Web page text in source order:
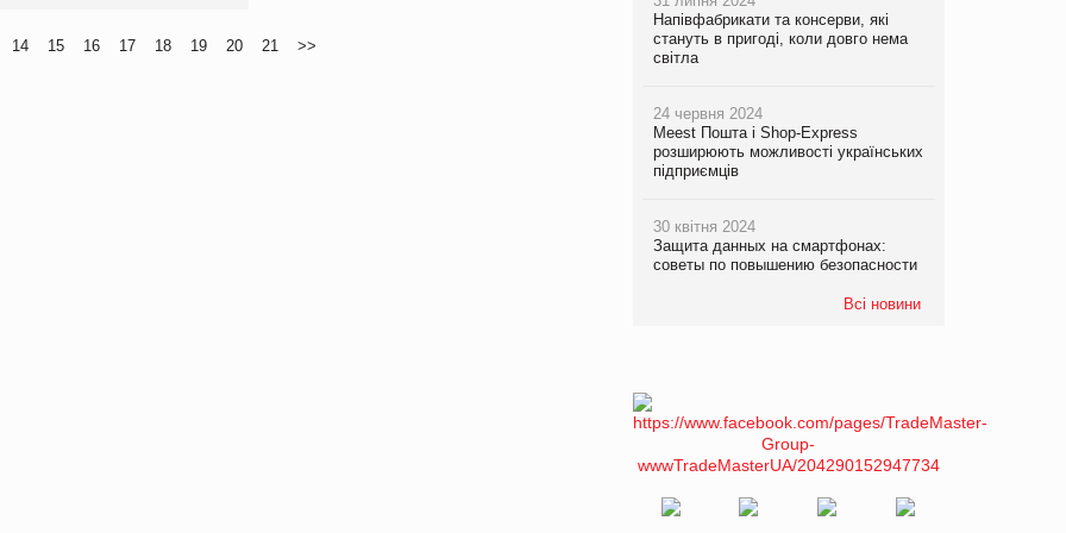
14 15 16 17 18 19 20 21 >>
Напівфабрикати та консерви, які
стануть в пригоді, коли довго нема
світла
24 червня 2024
Meest Пошта і Shop-Express
розширюють можливості українських
підприємців
30 квітня 2024
Защита данных на смартфонах:
советы по повышению безопасности
Всі новини